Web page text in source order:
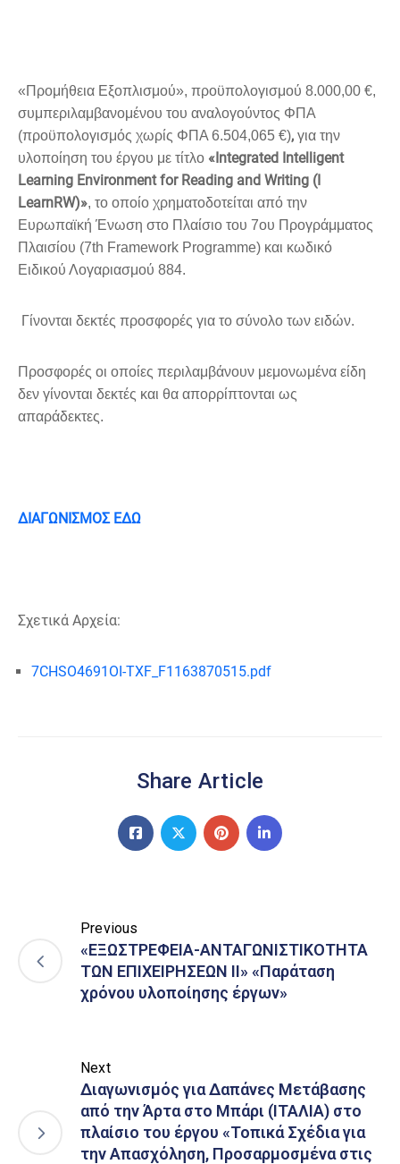
«Προμήθεια Εξοπλισμού», προϋπολογισμού 8.000,00 €,
συμπεριλαμβανομένου του αναλογούντος ΦΠΑ
(προϋπολογισμός χωρίς ΦΠΑ 6.504,065 €), για την
υλοποίηση του έργου με τίτλο «Integrated Intelligent
Learning Environment for Reading and Writing (I
LearnRW)», το οποίο χρηματοδοτείται από την
Ευρωπαϊκή Ένωση στο Πλαίσιο του 7ου Προγράμματος
Πλαισίου (7th Framework Programme) και κωδικό
Ειδικού Λογαριασμού 884.
Γίνονται δεκτές προσφορές για το σύνολο των ειδών.
Προσφορές οι οποίες περιλαμβάνουν μεμονωμένα είδη
δεν γίνονται δεκτές και θα απορρίπτονται ως
απαράδεκτες.
ΔΙΑΓΩΝΙΣΜΟΣ ΕΔΩ
Σχετικά Αρχεία:
7CHSO4691OI-TXF_F1163870515.pdf
Share Article
Previous
«ΕΞΩΣΤΡΕΦΕΙΑ-ΑΝΤΑΓΩΝΙΣΤΙΚΟΤΗΤΑ
ΤΩΝ ΕΠΙΧΕΙΡΗΣΕΩΝ ΙΙ» «Παράταση
χρόνου υλοποίησης έργων»
Next
Διαγωνισμός για Δαπάνες Μετάβασης
από την Άρτα στο Μπάρι (ΙΤΑΛΙΑ) στο
πλαίσιο του έργου «Τοπικά Σχέδια για
την Απασχόληση, Προσαρμοσμένα στις